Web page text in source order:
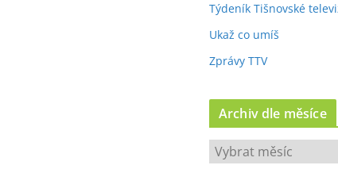
Týdeník Tišnovské
Ukaž co umíš
Zprávy TTV
Archiv dle měsíce
A